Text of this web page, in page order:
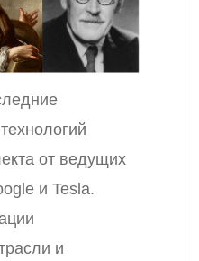
от ведущих
и Tesla.
и